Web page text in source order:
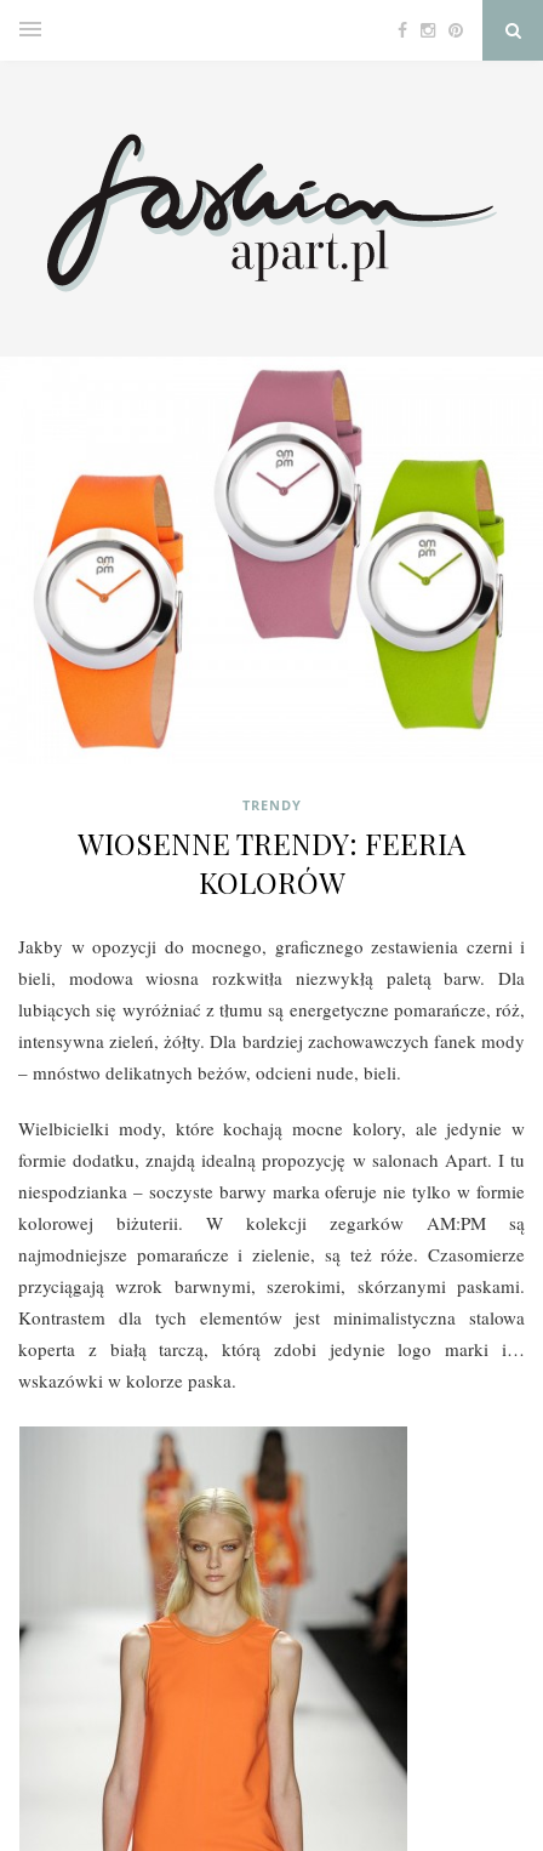
TRENDY
WIOSENNE TRENDY: FEERIA
KOLORÓW
Jakby w opozycji do mocnego, graficznego zestawienia czerni i
bieli, modowa wiosna rozkwitła niezwykłą paletą barw. Dla
lubiących się wyróżniać z tłumu są energetyczne pomarańcze, róż,
intensywna zieleń, żółty.Dla bardziej zachowawczych fanek mody
– mnóstwo delikatnych beżów, odcieni nude, bieli.
Wielbicielki mody, które kochają mocne kolory, ale jedynie w
formie dodatku, znajdą idealną propozycję w salonach Apart. I tu
niespodzianka – soczyste barwy marka oferuje nie tylko w formie
kolorowej biżuterii. W kolekcji zegarków AM:PM są
najmodniejsze pomarańcze i zielenie, są też róże. Czasomierze
przyciągają wzrok barwnymi, szerokimi, skórzanymi paskami.
Kontrastem dla tych elementów jest minimalistyczna stalowa
koperta z białą tarczą, którą zdobi jedynie logo marki i…
wskazówki w kolorze paska.